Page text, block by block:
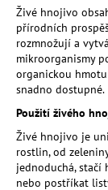
Živé hnojivo
přírodních
rozmnožují a
mikroorganismy
organickou
snadno dostupné.
Použití živého
Živé hnojivo je
rostlin, od
jednoduchá,
nebo postříkat
D
o
p
o
r